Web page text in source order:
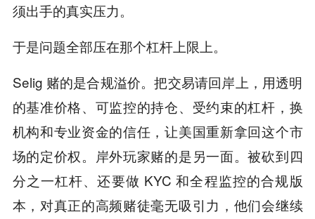
须出手的真实压力。
于是问题全部压在那个杠杆上限上。
Selig 赌的是合规溢价。把交易请回岸上，用透明
的基准价格、可监控的持仓、受约束的杠杆，换
机构和专业资金的信任，让美国重新拿回这个市
场的定价权。岸外玩家赌的是另一面。被砍到四
分之一杠杆、还要做 KYC 和全程监控的合规版
本，对真正的高频赌徒毫无吸引力，他们会继续